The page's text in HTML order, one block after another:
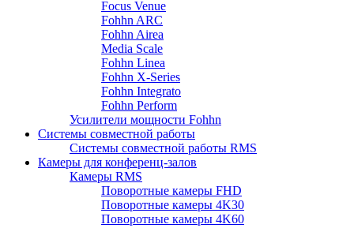
Focus Venue
Fohhn ARC
Fohhn Airea
Media Scale
Fohhn Linea
Fohhn X-Series
Fohhn Integrato
Fohhn Perform
Усилители мощности Fohhn
Системы совместной работы
Системы совместной работы RMS
Камеры для конференц-залов
Камеры RMS
Поворотные камеры FHD
Поворотные камеры 4K30
Поворотные камеры 4K60